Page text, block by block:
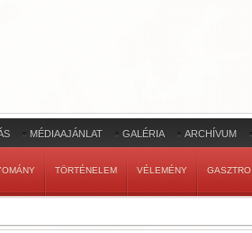
MÉDIAAJÁNLAT GALÉRIA ARCHÍVUM
TÖRTÉNELEM VÉLEMÉNY GASZTRO